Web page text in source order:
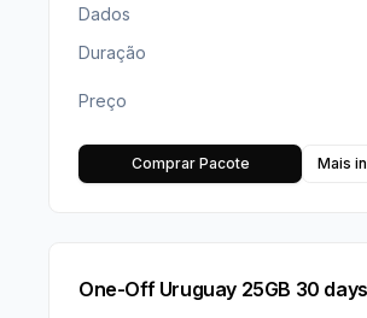
Dados
Duração
Preço
Comprar Pacote Mais
One-Off Uruguay 25GB 30 days